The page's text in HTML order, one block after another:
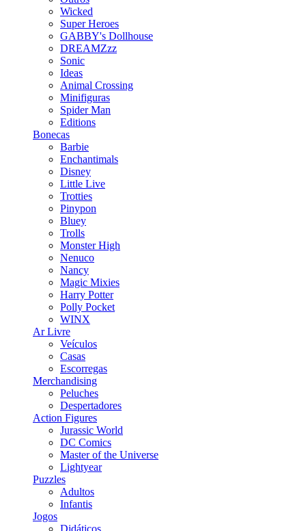
Wicked
Super Heroes
GABBY's Dollhouse
DREAMZzz
Sonic
Ideas
Animal Crossing
Minifiguras
Spider Man
Editions
Bonecas
Barbie
Enchantimals
Disney
Little Live
Trotties
Pinypon
Bluey
Trolls
Monster High
Nenuco
Nancy
Magic Mixies
Harry Potter
Polly Pocket
WINX
Ar Livre
Veículos
Casas
Escorregas
Merchandising
Peluches
Despertadores
Action Figures
Jurassic World
DC Comics
Master of the Universe
Lightyear
Puzzles
Adultos
Infantis
Jogos
Didáticos